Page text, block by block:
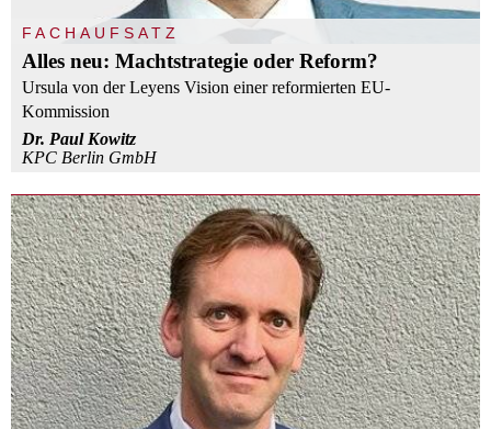
FACHAUFSATZ
Alles neu: Machtstrategie oder Reform?
Ursula von der Leyens Vision einer reformierten EU-
Kommission
Dr. Paul Kowitz
KPC Berlin GmbH